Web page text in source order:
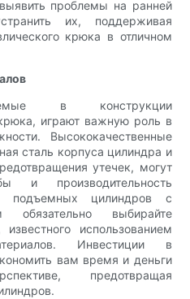
проблемы на ранней
их, поддерживая
крюка в отличном
в конструкции
играют важную роль в
Высококачественные
сталь корпуса цилиндра и
утечек, могут
и производительность
подъемных цилиндров с
обязательно выбирайте
использованием
Инвестиции в
вам время и деньги
предотвращая